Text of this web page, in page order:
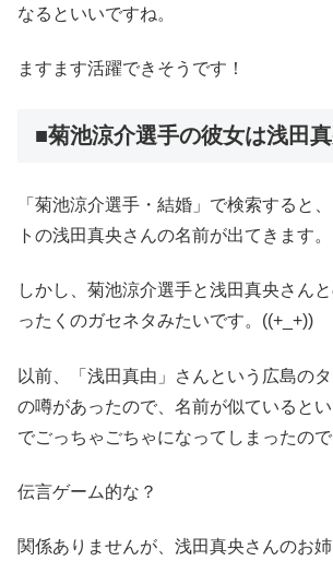
なるといいですね。
ますます活躍できそうです！
■菊池涼介選手の彼女は浅田
「菊池涼介選手・結婚」で検索すると
トの浅田真央さんの名前が出てきます。
しかし、菊池涼介選手と浅田真央さん
ったくのガセネタみたいです。((+_+))
以前、「浅田真由」さんという広島の
の噂があったので、名前が似ていると
でごっちゃごちゃになってしまったの
伝言ゲーム的な？
関係ありませんが、浅田真央さんのお